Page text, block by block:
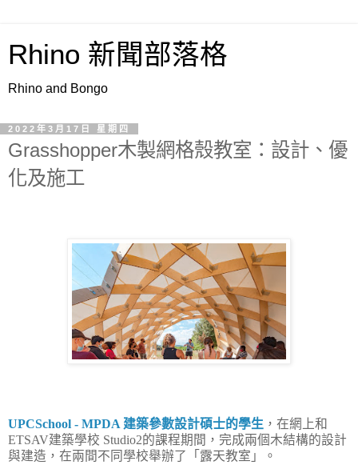
Rhino 新聞部落格
Rhino and Bongo
2022年3月17日 星期四
Grasshopper木製網格殼教室：設計、優
化及施工
UPCSchool - MPDA 建築參數設計碩士的學生 ，在網上和
ETSAV建築學校 Studio2的課程期間，完成兩個木結構的設計
與建造，在兩間不同學校舉辦了「露天教室」。